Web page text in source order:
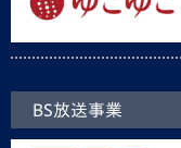
BS放送事業